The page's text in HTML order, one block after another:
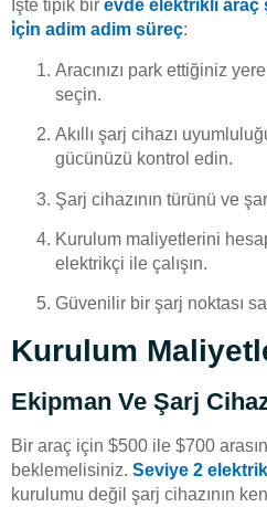
İşte tipik bir evde elektri̇kli̇
i̇çi̇n adim adim süreç:
Aracınızı park ettiğiniz
seçin.
Akıllı şarj cihazı
gücünüzü kontrol edin.
Şarj cihazının türünü ve
Kurulum maliyetlerini
elektrikçi ile çalışın.
Güvenilir bir şarj noktası
Kurulum
Ekipman Ve Şarj
Bir araç için $500 ile $700
beklemelisiniz. Seviye 2
kurulumu değil şarj cihazının